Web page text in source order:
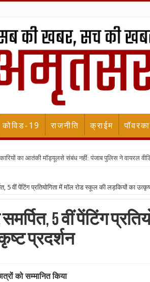
कोविड-19 राजनीति क्राईम
का आतंकी मॉड्यूलसे संबंध नहीं: पंजाब पुलिस ने वायरल
5 वीं पेंटिंग प्रतियोगिता में मॉल रोड स्कूल की लड़कियों का
5 वीं पेंटिंग
प्रदर्शन
को सम्मानित किया